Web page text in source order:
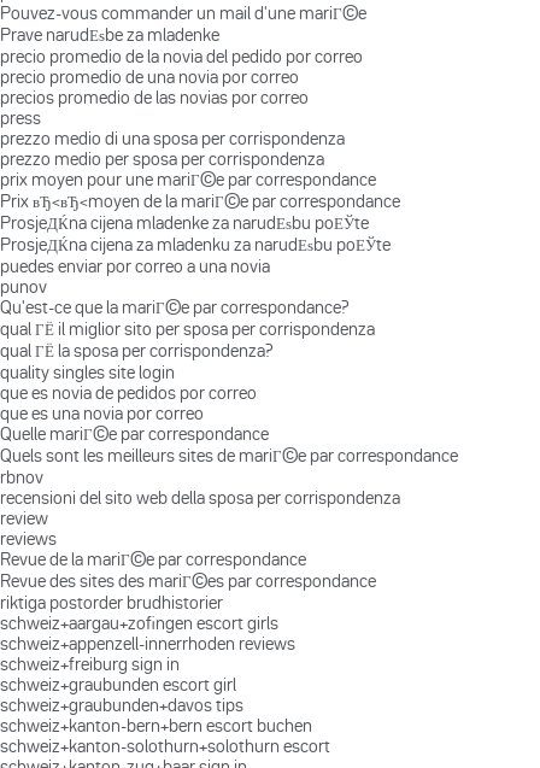
Pouvez-vous commander un mail d'une mariГ©e
Prave narudЕѕbe za mladenke
precio promedio de la novia del pedido por correo
precio promedio de una novia por correo
precios promedio de las novias por correo
press
prezzo medio di una sposa per corrispondenza
prezzo medio per sposa per corrispondenza
prix moyen pour une mariГ©e par correspondance
Prix вЂ‹вЂ‹moyen de la mariГ©e par correspondance
ProsjeДЌna cijena mladenke za narudЕѕbu poЕЎte
ProsjeДЌna cijena za mladenku za narudЕѕbu poЕЎte
puedes enviar por correo a una novia
punov
Qu'est-ce que la mariГ©e par correspondance?
qual ГЁ il miglior sito per sposa per corrispondenza
qual ГЁ la sposa per corrispondenza?
quality singles site login
que es novia de pedidos por correo
que es una novia por correo
Quelle mariГ©e par correspondance
Quels sont les meilleurs sites de mariГ©e par correspondance
rbnov
recensioni del sito web della sposa per corrispondenza
review
reviews
Revue de la mariГ©e par correspondance
Revue des sites des mariГ©es par correspondance
riktiga postorder brudhistorier
schweiz+aargau+zofingen escort girls
schweiz+appenzell-innerrhoden reviews
schweiz+freiburg sign in
schweiz+graubunden escort girl
schweiz+graubunden+davos tips
schweiz+kanton-bern+bern escort buchen
schweiz+kanton-solothurn+solothurn escort